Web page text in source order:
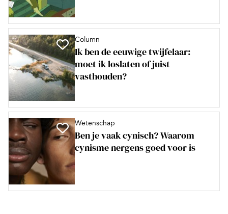
Column
Ik ben de eeuwige twijfelaar:
moet ik loslaten of juist
vasthouden?
Wetenschap
Ben je vaak cynisch? Waarom
cynisme nergens goed voor is